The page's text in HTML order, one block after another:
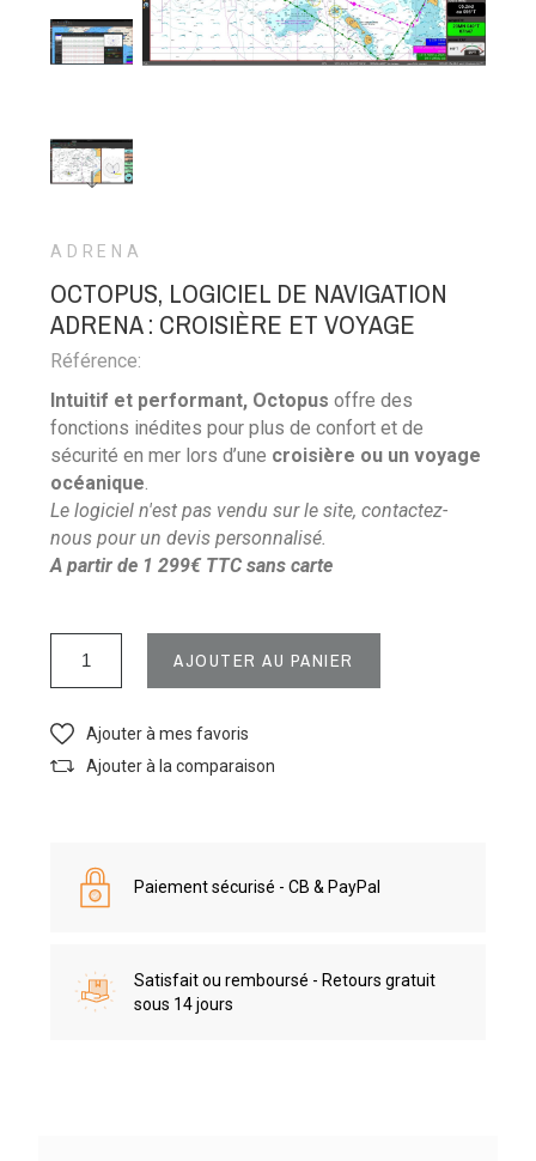
ADRENA
OCTOPUS, LOGICIEL DE NAVIGATION
ADRENA : CROISIÈRE ET VOYAGE
Référence:
Intuitif et performant, Octopus offre des
fonctions inédites pour plus de confort et de
sécurité en mer lors d’une croisière ou un voyage
océanique
Le logiciel n'est pas vendu sur le site,contactez-
nous pour un devis personnalisé.
A partir de 1 299€ TTC sans carte
AJOUTER AU PANIER
Ajouter à mes favoris
Ajouter à la comparaison
Paiement sécurisé - CB & PayPal
Satisfait ou remboursé - Retours gratuit
sous 14 jours